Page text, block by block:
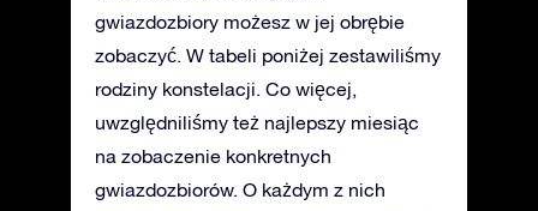
gwiazdozbiory możesz w jej obrębie
zobaczyć. W tabeli poniżej zestawiliśmy
rodziny konstelacji. Co więcej,
uwzględniliśmy też najlepszy miesiąc
na zobaczenie konkretnych
gwiazdozbiorów. O każdym z nich